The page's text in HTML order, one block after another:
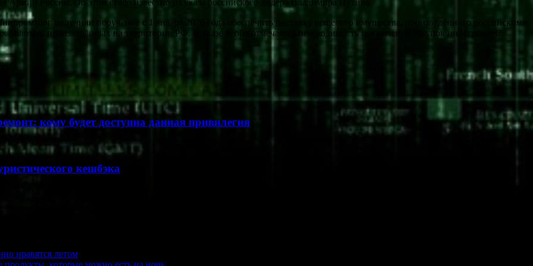
получили поручение с 1 января 2026 года обеспечить поставку вещевого имущества, произведённого российскими
произведённых на территории РФ. В указе особо отмечается необходимость исключения закупок иностранной
кому будет доступна данная привилегия
кешбэка
нравятся летом